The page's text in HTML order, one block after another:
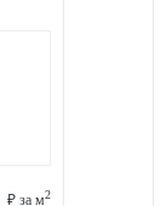
₽ за м2